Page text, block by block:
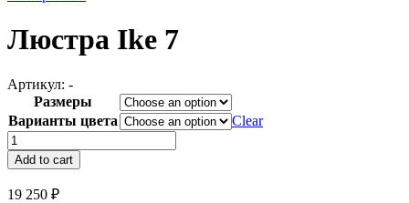
Люстра Ike 7
Артикул: -
Размеры
Варианты цвета
Clear
Люстра
Ike
7
quantity
Add to cart
19 250 ₽